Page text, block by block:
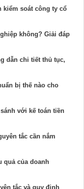
kiểm soát công ty cổ
không? Giải đáp
dẫn chi tiết thủ tục,
bị thế nào cho
với kế toán tiền
tắc cần nắm
quả của doanh
tắc và quy định